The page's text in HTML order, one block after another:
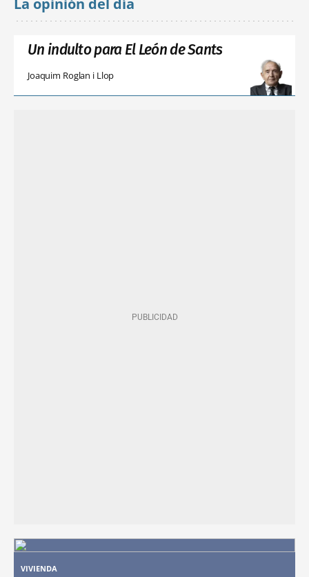
Un indulto para El León de Sants
Joaquim Roglan i Llop
VIVIENDA